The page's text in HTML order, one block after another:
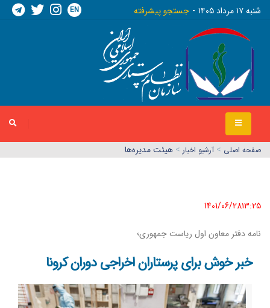
شنبه ١٧ مرداد ١٤٠٥ جستجو پیشرفته EN
صفحه اصلي > آرشیو اخبار > هیئت مدیره‌ها
1401/06/28١٣:٢٥
نامه دفتر معاون اول ریاست جمهوری؛
خبر خوش برای پرستاران اخراجی دوران کرونا